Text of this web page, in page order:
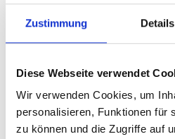
Zustimmung Details
Diese Webseite verwendet
Wir verwenden Cookies, um
personalisieren, Funktionen für
zu können und die Zugriffe auf
Gebäude A
Bahnhofstr. 66
46042 Oberhausen
Telefon: 0208 825-2350
Fax: 0208 825-5266